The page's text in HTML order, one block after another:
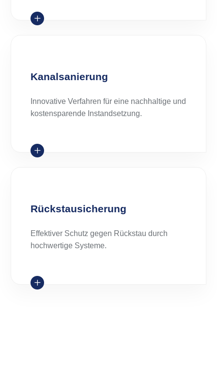
L
Kanalsanierung
Innovative Verfahren für eine nachhaltige und
kostensparende Instandsetzung.
L
Rückstausicherung
Effektiver Schutz gegen Rückstau durch
hochwertige Systeme.
L